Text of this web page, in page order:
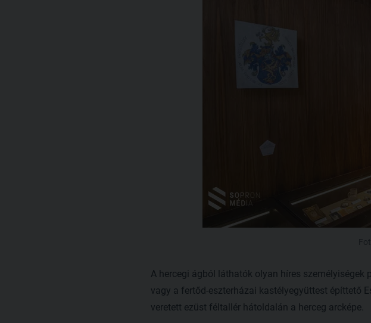
A hercegi ágból láthatók olyan híres személyiségek
vagy a fertőd-eszterházai kastélyegyüttest építtető
veretett ezüst féltallér hátoldalán a herceg arcképe.